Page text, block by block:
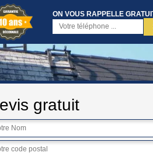
ON VOUS RAPPELLE
gratuit